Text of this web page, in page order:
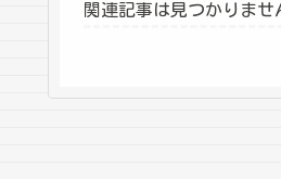
関連記事は見つかりませ